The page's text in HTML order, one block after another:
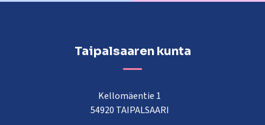
Taipalsaaren kunta
Kellomäentie 1
54920 TAIPALSAARI